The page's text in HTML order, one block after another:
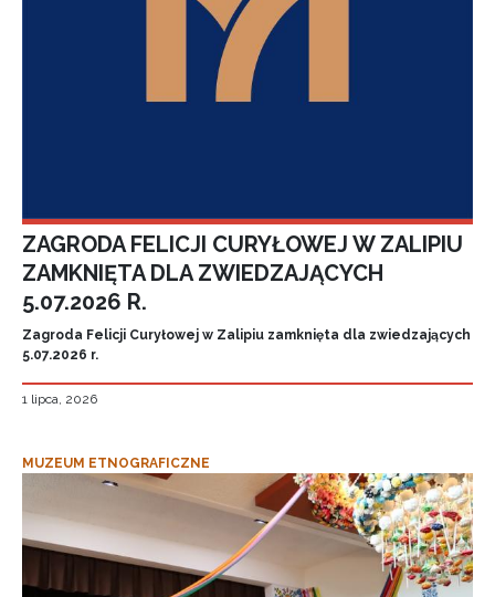
ZAGRODA FELICJI CURYŁOWEJ W ZALIPIU
ZAMKNIĘTA DLA ZWIEDZAJĄCYCH
5.07.2026 R.
Zagroda Felicji Curyłowej w Zalipiu zamknięta dla zwiedzających
5.07.2026 r.
1 lipca, 2026
MUZEUM ETNOGRAFICZNE